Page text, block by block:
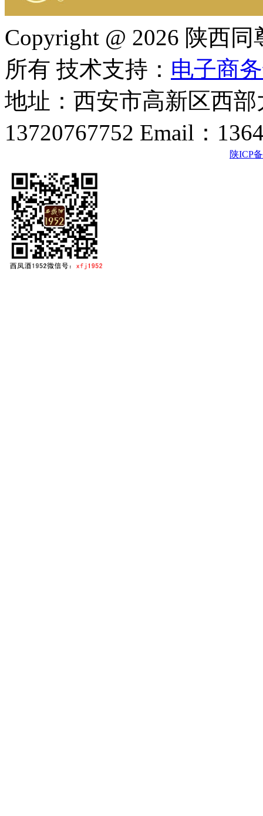
Copyright @ 2026 陕西
所有 技术支持： 电子商
地址：西安市高新区西
13720767752 Email：
陕ICP